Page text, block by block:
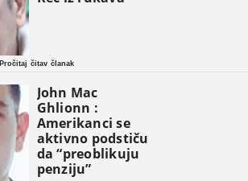
Pročitaj čitav članak
John Mac
Ghlionn :
Amerikanci se
aktivno podstiču
da “preoblikuju
penziju”